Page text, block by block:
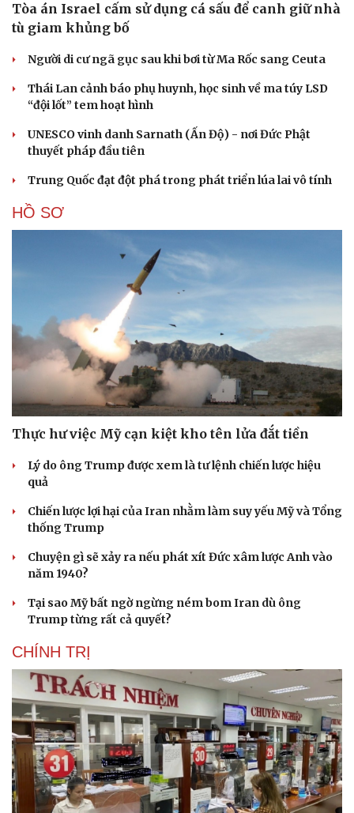
Tòa án Israel cấm sử dụng cá sấu để canh giữ nhà
tù giam khủng bố
Người di cư ngã gục sau khi bơi từ Ma Rốc sang Ceuta
Thái Lan cảnh báo phụ huynh, học sinh về ma túy LSD
“đội lốt” tem hoạt hình
UNESCO vinh danh Sarnath (Ấn Độ) - nơi Đức Phật
thuyết pháp đầu tiên
Trung Quốc đạt đột phá trong phát triển lúa lai vô tính
HỒ SƠ
Thực hư việc Mỹ cạn kiệt kho tên lửa đắt tiền
Lý do ông Trump được xem là tư lệnh chiến lược hiệu
quả
Chiến lược lợi hại của Iran nhằm làm suy yếu Mỹ và Tổng
thống Trump
Chuyện gì sẽ xảy ra nếu phát xít Đức xâm lược Anh vào
năm 1940?
Tại sao Mỹ bất ngờ ngừng ném bom Iran dù ông
Trump từng rất cả quyết?
CHÍNH TRỊ